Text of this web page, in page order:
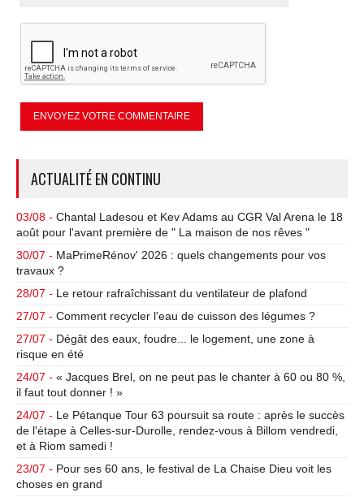
ACTUALITÉ EN CONTINU
03/08 - Chantal Ladesou et Kev Adams au CGR Val Arena le 18
août pour l'avant première de " La maison de nos rêves "
30/07 - MaPrimeRénov' 2026 : quels changements pour vos
travaux ?
28/07 - Le retour rafraîchissant du ventilateur de plafond
27/07 - Comment recycler l'eau de cuisson des légumes ?
27/07 - Dégât des eaux, foudre... le logement, une zone à
risque en été
24/07 - « Jacques Brel, on ne peut pas le chanter à 60 ou 80 %,
il faut tout donner ! »
24/07 - Le Pétanque Tour 63 poursuit sa route : après le succès
de l'étape à Celles-sur-Durolle, rendez-vous à Billom vendredi,
et à Riom samedi !
23/07 - Pour ses 60 ans, le festival de La Chaise Dieu voit les
choses en grand